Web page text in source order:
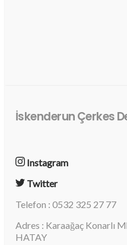
İskenderun Çerkes
Instagram
Twitter
Telefon : 0532 325 27 77
Adres : Karaağaç Konarlı
HATAY